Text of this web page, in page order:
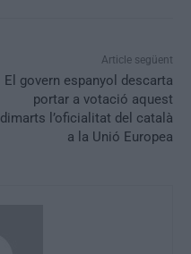
Article següent
El govern espanyol descarta
portar a votació aquest
dimarts l’oficialitat del català
a la Unió Europea